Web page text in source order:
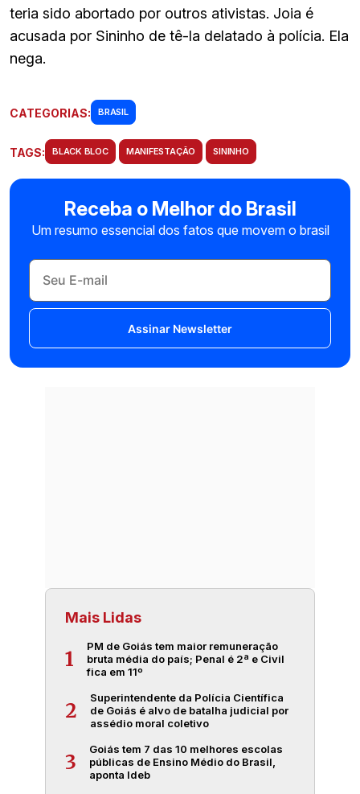
teria sido abortado por outros ativistas. Joia é
acusada por Sininho de tê-la delatado à polícia. Ela
nega.
CATEGORIAS: BRASIL
TAGS: BLACK BLOC MANIFESTAÇÃO SININHO
Receba o Melhor do Brasil
Um resumo essencial dos fatos que movem o brasil
Assinar Newsletter
Mais Lidas
1
PM de Goiás tem maior remuneração
bruta média do país; Penal é 2ª e Civil
fica em 11º
2
Superintendente da Polícia Científica
de Goiás é alvo de batalha judicial por
assédio moral coletivo
3
Goiás tem 7 das 10 melhores escolas
públicas de Ensino Médio do Brasil,
aponta Ideb